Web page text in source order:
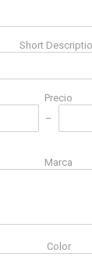
Short
Precio
Marca
Color